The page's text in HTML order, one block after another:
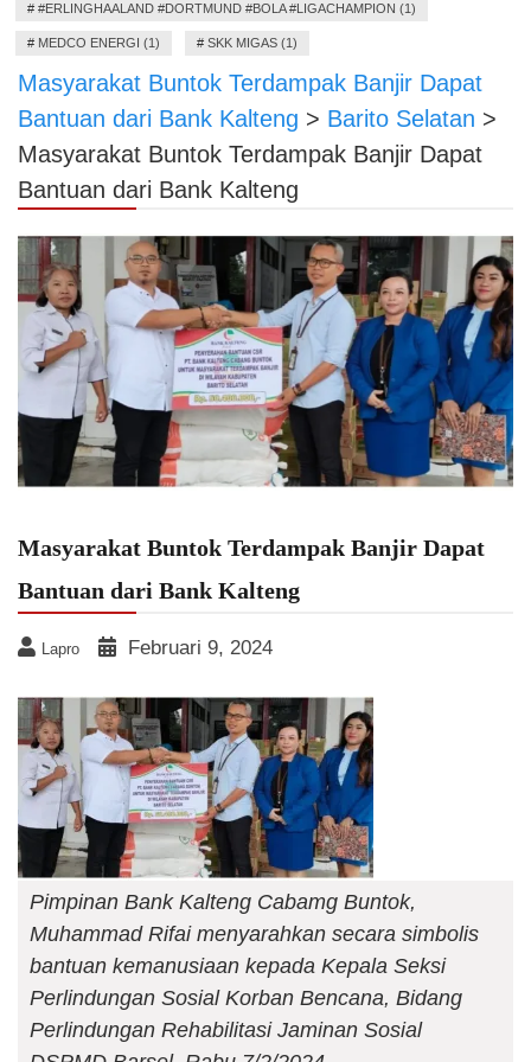
# #ERLINGHAALAND #DORTMUND #BOLA #LIGACHAMPION (1)
# MEDCO ENERGI (1) # SKK MIGAS (1)
Masyarakat Buntok Terdampak Banjir Dapat
Bantuan dari Bank Kalteng > Barito Selatan >
Masyarakat Buntok Terdampak Banjir Dapat
Bantuan dari Bank Kalteng
Masyarakat Buntok Terdampak Banjir Dapat
Bantuan dari Bank Kalteng
Lapro Februari 9, 2024
Pimpinan Bank Kalteng Cabamg Buntok,
Muhammad Rifai menyarahkan secara simbolis
bantuan kemanusiaan kepada Kepala Seksi
Perlindungan Sosial Korban Bencana, Bidang
Perlindungan Rehabilitasi Jaminan Sosial